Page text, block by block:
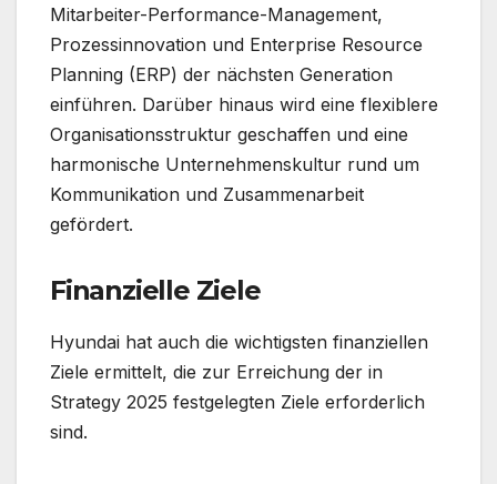
Mitarbeiter-Performance-Management,
Prozessinnovation und Enterprise Resource
Planning (ERP) der nächsten Generation
einführen. Darüber hinaus wird eine flexiblere
Organisationsstruktur geschaffen und eine
harmonische Unternehmenskultur rund um
Kommunikation und Zusammenarbeit
gefördert.
Finanzielle Ziele
Hyundai hat auch die wichtigsten finanziellen
Ziele ermittelt, die zur Erreichung der in
Strategy 2025 festgelegten Ziele erforderlich
sind.